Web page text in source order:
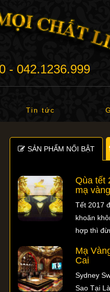
- 042.1236.999
Tin tức
SẢN PHẨM NỐI BẬT
Qùa tết
mạ
Tết 2017
khoăn
hợp thì
Mạ
Cai
Sydney
Sao Tại